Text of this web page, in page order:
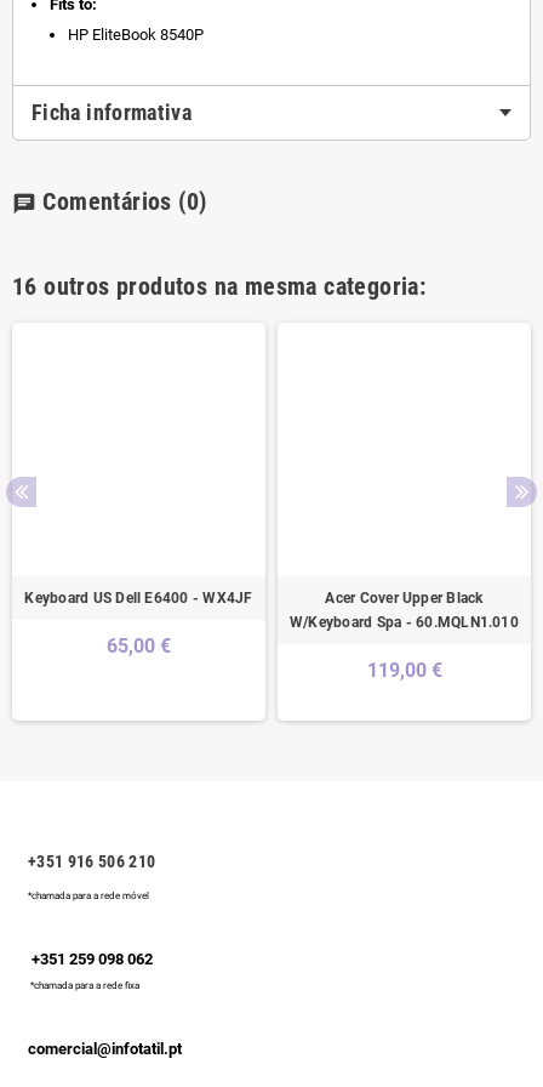
Fits to:
HP EliteBook 8540P
Ficha informativa
chat Comentários (0)
16 outros produtos na mesma categoria:
Keyboard US Dell E6400 - WX4JF
65,00 €
Acer Cover Upper Black
W/Keyboard Spa - 60.MQLN1.010
119,00 €
+351 916 506 210
*chamada para a rede móvel
+351 259 098 062
*chamada para a rede fixa
comercial@infotatil.pt